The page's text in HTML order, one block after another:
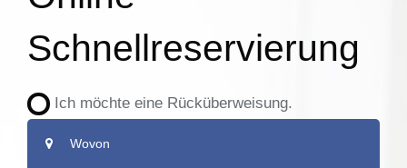
Schnellreservierung
Ich möchte eine Rücküberweisung.
Wovon